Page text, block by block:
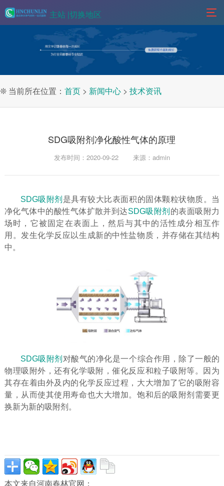
主站 |切换地区
❊ 当前所在位置： 首页 > 新闻中心 > 技术资讯
SDG吸附剂净化酸性气体的原理
发布时间：2020-09-22 来源：admin
SDG吸附剂 是具有较大比表面积的固体颗粒状物质。当
净化气体中的酸性气体扩散并到达SDG吸附剂 的表面吸附力
场时，它被固定在表面上，然后与其中的活性成分相互作
用。发生化学反应以生成新的中性盐物质，并存储在其结构
中。
SDG吸附剂 对酸气的净化是一个综合作用，除了一般的
物理吸附外，还有化学吸附，催化反应和粒子吸附等。因为
其存在着由外及内的化学反应过程，大大增加了它的吸附容
量，从而使其使用寿命也大大增加。饱和后的吸附剂需要更
换新为新的吸附剂。
本文来自河南春林官网：